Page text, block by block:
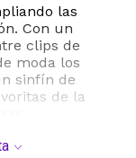
las
Con un
clips de
moda los
sinfín de
de la
vestimenta